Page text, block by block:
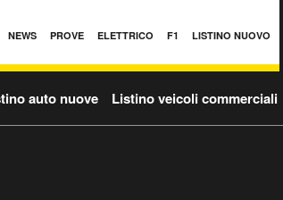
NEWS PROVE ELETTRICO F1 LISTINO NUOVO
auto nuove Listino veicoli commerciali